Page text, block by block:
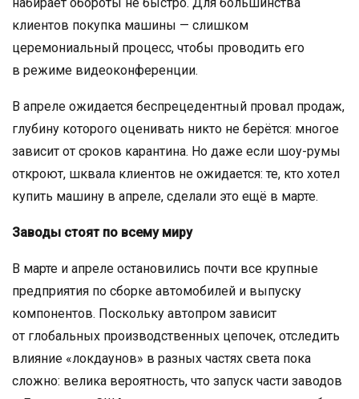
клиентов покупка машины — слишком
церемониальный процесс, чтобы проводить его
в режиме видеоконференции.
В апреле ожидается беспрецедентный провал продаж,
глубину которого оценивать никто не берётся: многое
зависит от сроков карантина. Но даже если шоу-румы
откроют, шквала клиентов не ожидается: те, кто хотел
купить машину в апреле, сделали это ещё в марте.
Заводы стоят по всему миру
В марте и апреле остановились почти все крупные
предприятия по сборке автомобилей и выпуску
компонентов. Поскольку автопром зависит
от глобальных производственных цепочек, отследить
влияние «локдаунов» в разных частях света пока
сложно: велика вероятность, что запуск части заводов